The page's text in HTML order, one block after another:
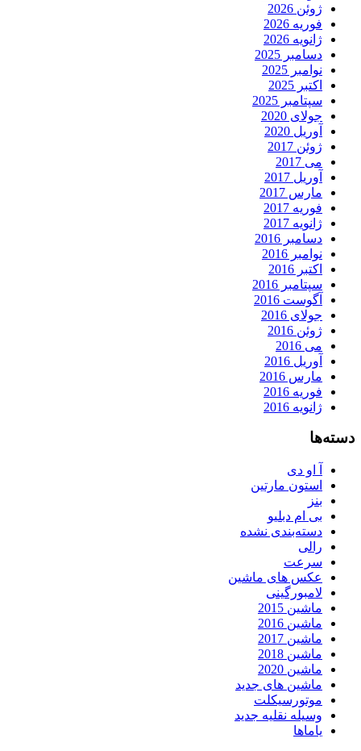
ژوئن 2026
فوریه 2026
ژانویه 2026
دسامبر 2025
نوامبر 2025
اکتبر 2025
سپتامبر 2025
جولای 2020
آوریل 2020
ژوئن 2017
می 2017
آوریل 2017
مارس 2017
فوریه 2017
ژانویه 2017
دسامبر 2016
نوامبر 2016
اکتبر 2016
سپتامبر 2016
آگوست 2016
جولای 2016
ژوئن 2016
می 2016
آوریل 2016
مارس 2016
فوریه 2016
ژانویه 2016
دسته‌ها
آ او دی
استون مارتین
بنز
بی ام دبلیو
دسته‌بندی نشده
رالی
سرعت
عکس های ماشین
لامبورگینی
ماشین 2015
ماشین 2016
ماشین 2017
ماشین 2018
ماشین 2020
ماشین های جدید
موتورسیکلت
وسیله نقلیه جدید
یاماها